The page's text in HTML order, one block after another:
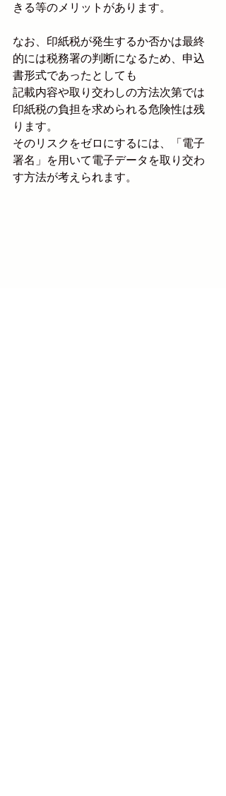
きる等のメリットがあります。
なお、印紙税が発生するか否かは最終
的には税務署の判断になるため、申込
書形式であったとしても
記載内容や取り交わしの方法次第では
印紙税の負担を求められる危険性は残
ります。
そのリスクをゼロにするには、「電子
署名」を用いて電子データを取り交わ
す方法が考えられます。